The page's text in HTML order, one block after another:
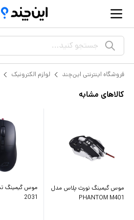
جستجو کنید...
فروشگاه اینترنتی این‌چند لوازم الکترونیک
کالاهای مشابه
موس گیمینگ نورث پلاس مدل
PHANTOM M401
2031